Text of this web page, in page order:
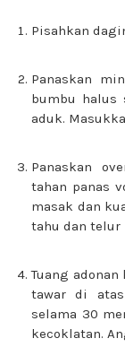
Pisahkan
Panaskan
bumbu halus
aduk.
Panaskan
tahan panas
masak dan
tahu dan telur
Tuang
tawar di
selama 30
kecoklatan.